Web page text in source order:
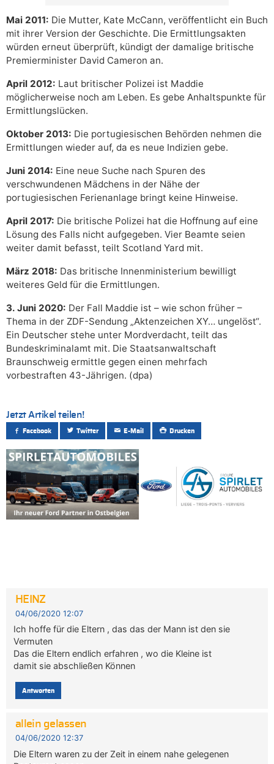
Mai 2011: Die Mutter, Kate McCann, veröffentlicht ein Buch
mit ihrer Version der Geschichte. Die Ermittlungsakten
würden erneut überprüft, kündigt der damalige britische
Premierminister David Cameron an.
April 2012: Laut britischer Polizei ist Maddie
möglicherweise noch am Leben. Es gebe Anhaltspunkte für
Ermittlungslücken.
Oktober 2013: Die portugiesischen Behörden nehmen die
Ermittlungen wieder auf, da es neue Indizien gebe.
Juni 2014: Eine neue Suche nach Spuren des
verschwundenen Mädchens in der Nähe der
portugiesischen Ferienanlage bringt keine Hinweise.
April 2017: Die britische Polizei hat die Hoffnung auf eine
Lösung des Falls nicht aufgegeben. Vier Beamte seien
weiter damit befasst, teilt Scotland Yard mit.
März 2018: Das britische Innenministerium bewilligt
weiteres Geld für die Ermittlungen.
3. Juni 2020: Der Fall Maddie ist – wie schon früher –
Thema in der ZDF-Sendung „Aktenzeichen XY… ungelöst“.
Ein Deutscher stehe unter Mordverdacht, teilt das
Bundeskriminalamt mit. Die Staatsanwaltschaft
Braunschweig ermittle gegen einen mehrfach
vorbestraften 43-Jährigen. (dpa)
Jetzt Artikel teilen!
Facebook Twitter E-Mail Drucken
HEINZ
04/06/2020 12:07
Ich hoffe für die Eltern , das das der Mann ist den sie
Vermuten
Das die Eltern endlich erfahren , wo die Kleine ist
damit sie abschließen Können
Antworten
allein gelassen
04/06/2020 12:37
Die Eltern waren zu der Zeit in einem nahe gelegenen